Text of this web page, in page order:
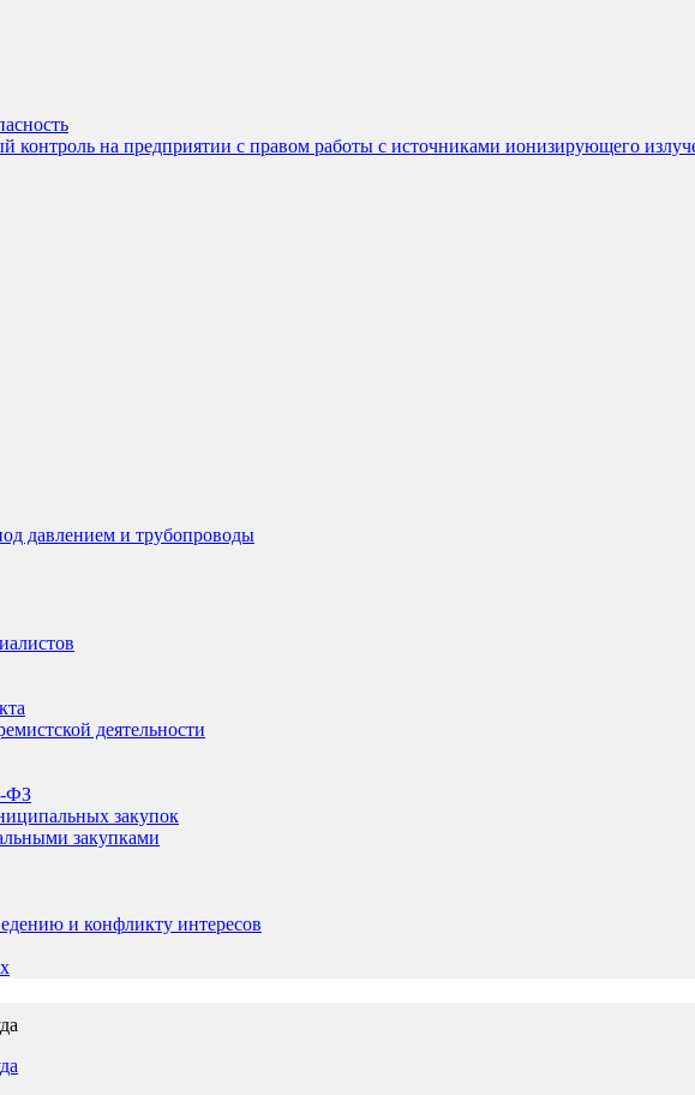
контроль на предприятии с правом работы с источниками ионизирующего
давлением и трубопроводы
деятельности
ФЗ
закупок
закупками
и конфликту интересов